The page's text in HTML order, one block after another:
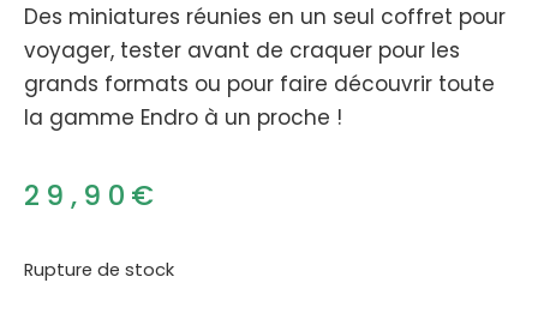
Des miniatures réunies en un seul coffret pour
voyager, tester avant de craquer pour les
grands formats ou pour faire découvrir toute
la gamme Endro à un proche !
29,90 €
Rupture de stock